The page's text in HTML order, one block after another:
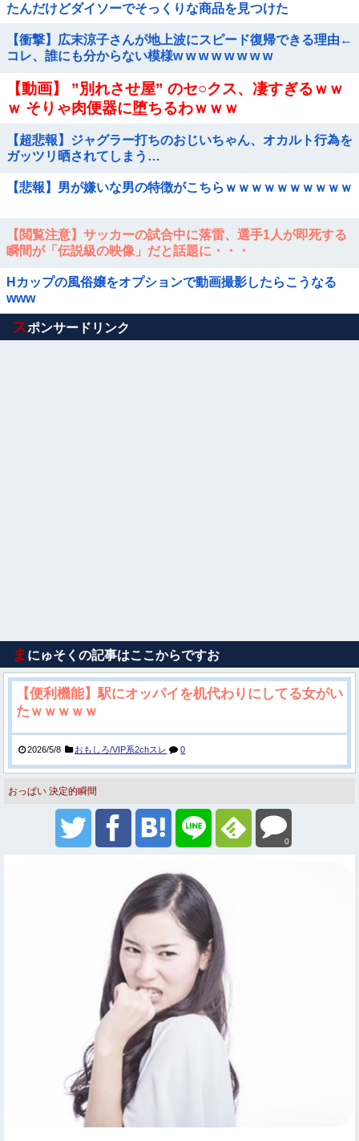
たんだけどダイソーでそっくりな商品を見つけた
【衝撃】広末涼子さんが地上波にスピード復帰できる理由←
コレ、誰にも分からない模様w w w w w w w w
【動画】 ”別れさせ屋” のセ○クス、凄すぎるｗｗ
ｗ そりゃ肉便器に堕ちるわｗｗｗ
【超悲報】ジャグラー打ちのおじいちゃん、オカルト行為を
ガッツリ晒されてしまう…
【悲報】男が嫌いな男の特徴がこちらｗｗｗｗｗｗｗｗｗｗ
【閲覧注意】サッカーの試合中に落雷、選手1人が即死する
瞬間が「伝説級の映像」だと話題に・・・
Hカップの風俗嬢をオプションで動画撮影したらこうなる
www
Powered by livedoor 相互RSS
スポンサードリンク
ま にゅそくの記事はここからですお
【便利機能】駅にオッパイを机代わりにしてる女がい
たｗｗｗｗｗ
2026/5/8 おもしろ/VIP系2chスレ 0
おっぱい 決定的瞬間
0